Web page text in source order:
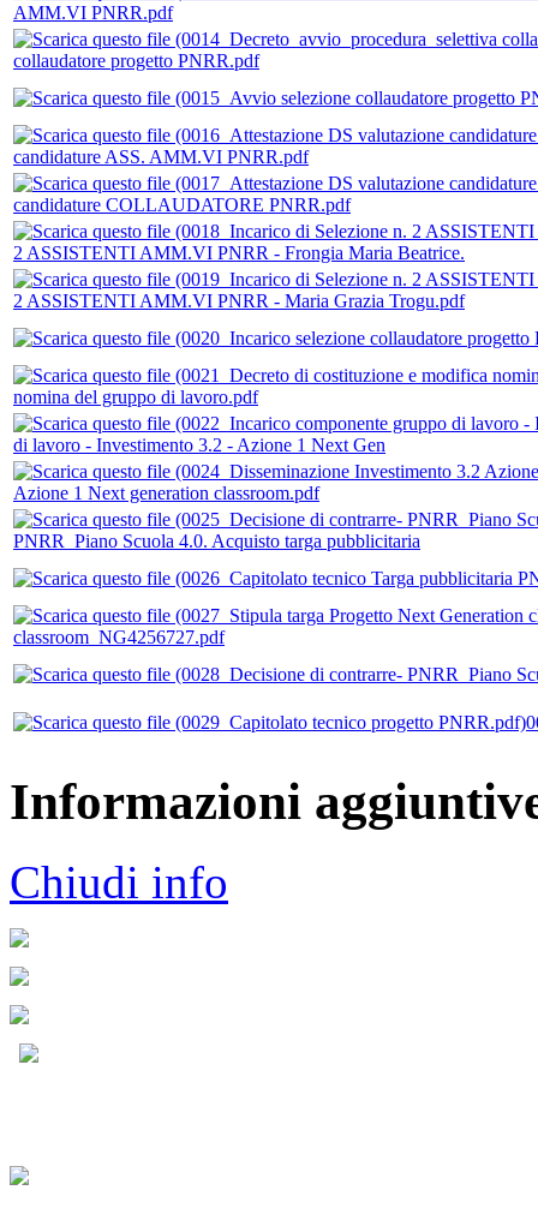
AMM.VI PNRR.pdf
collaudatore progetto PNRR.pdf
candidature ASS. AMM.VI PNRR.pdf
candidature COLLAUDATORE PNRR.pdf
2 ASSISTENTI AMM.VI PNRR - Frongia Maria Beatrice.
2 ASSISTENTI AMM.VI PNRR - Maria Grazia Trogu.pdf
nomina del gruppo di lavoro.pdf
di lavoro - Investimento 3.2 - Azione 1 Next Gen
Azione 1 Next generation classroom.pdf
PNRR_Piano Scuola 4.0. Acquisto targa pubblicitaria
classroom_NG4256727.pdf
Informazioni
Chiudi info